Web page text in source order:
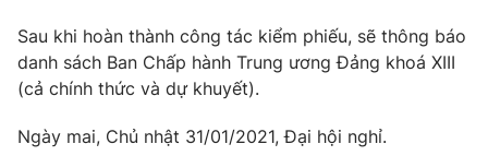
Cơ quan chủ quản:Đài Truyền hình Việt Nam
Cơ quan báo chí: Thời báo VTV
Giấy phép hoạt động báo in và báo điện tử số 483/GP-BTTTT
Tổng Biên tập:Vũ Thanh Thủy
Sau khi hoàn thành công tác kiểm phiếu, sẽ thông báo
danh sách Ban Chấp hành Trung ương Đảng khoá XIII
(cả chính thức và dự khuyết).
Ngày mai, Chủ nhật 31/01/2021, Đại hội nghỉ.